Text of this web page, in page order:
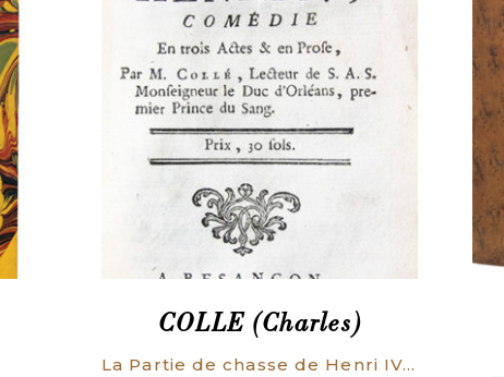
COLLE (Charles)
La Partie de chasse de Henri IV, Comédie En trois Actes & en Prose (…).